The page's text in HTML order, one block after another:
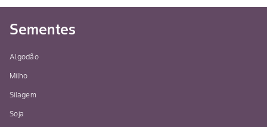
Sementes
Algodão
Milho
Silagem
Soja